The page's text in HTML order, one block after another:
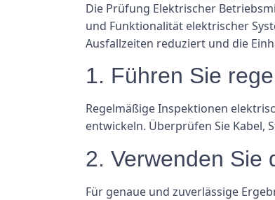
Die Prüfung Elektrischer
und Funktionalität elektrischer
Ausfallzeiten reduziert und die
1. Führen Sie
Regelmäßige Inspektionen
entwickeln. Überprüfen Sie Kabel,
2. Verwenden Sie
Für genaue und zuverlässige